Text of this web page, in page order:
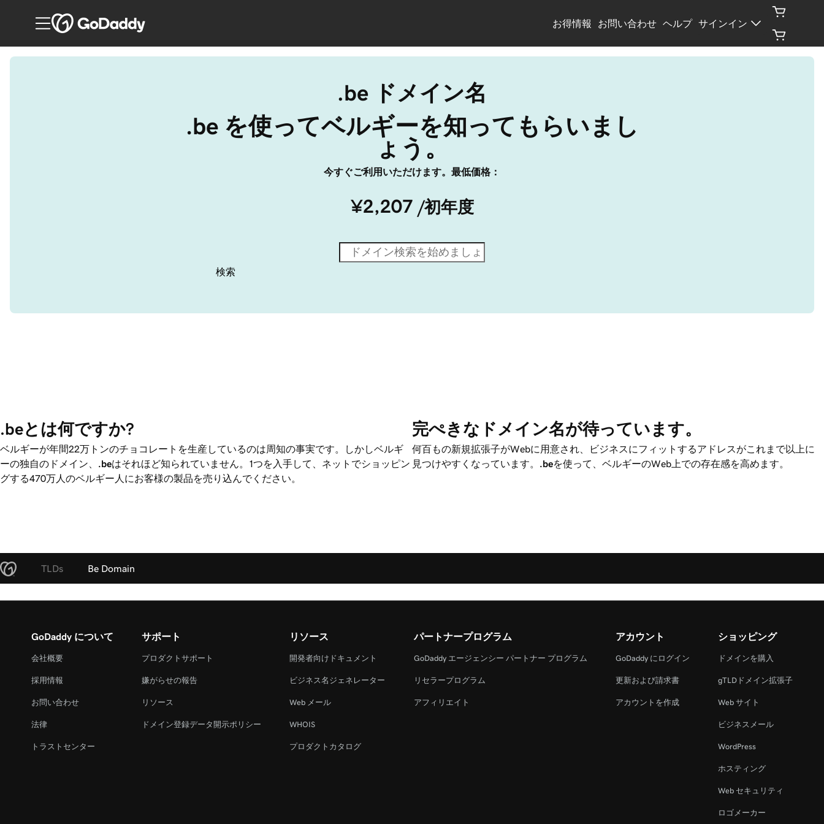
お得情報 お問い合わせ ヘルプ サインイン
.be ドメイン名
.be を使ってベルギーを知ってもらいまし
ょう。
今すぐご利用いただけます。最低価格：
¥2,207 /初年度
検索
.beとは何ですか?
ベルギーが年間22万トンのチョコレートを生産しているのは周知の事実です。しかしベルギ
ーの独自のドメイン、
.beはそれほど知られていません。1つを入手して、ネットでショッピン
グする470万人のベルギー人にお客様の製品を売り込んでください。
完ぺきなドメイン名が待っています。
何百もの新規拡張子がWebに用意され、ビジネスにフィットするアドレスがこれまで以上に
見つけやすくなっています。
.beを使って、ベルギーのWeb上での存在感を高めます。
TLDs Be Domain
GoDaddy について
会社概要
採用情報
お問い合わせ
法律
トラストセンター
サポート
プロダクトサポート
嫌がらせの報告
リソース
ドメイン登録データ開示ポリシー
リソース
開発者向けドキュメント
ビジネス名ジェネレーター
Web メール
WHOIS
プロダクトカタログ
パートナープログラム
GoDaddy エージェンシー パートナー プログラム
リセラープログラム
アフィリエイト
アカウント
GoDaddy にログイン
更新および請求書
アカウントを作成
ショッピング
ドメインを購入
gTLDドメイン拡張子
Web サイト
ビジネスメール
WordPress
ホスティング
Web セキュリティ
ロゴメーカー